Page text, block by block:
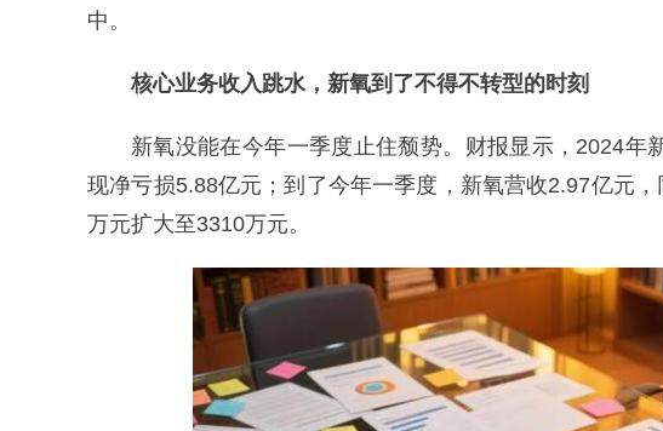
中。
核心业务收入跳水， 新氧到了不得不转型的时刻
新氧没能在今年一季度止住颓势。财报显示，2024年
现净亏损5.88亿元；到了今年一季度，新氧营收2.97亿元
万元扩大至3310万元。